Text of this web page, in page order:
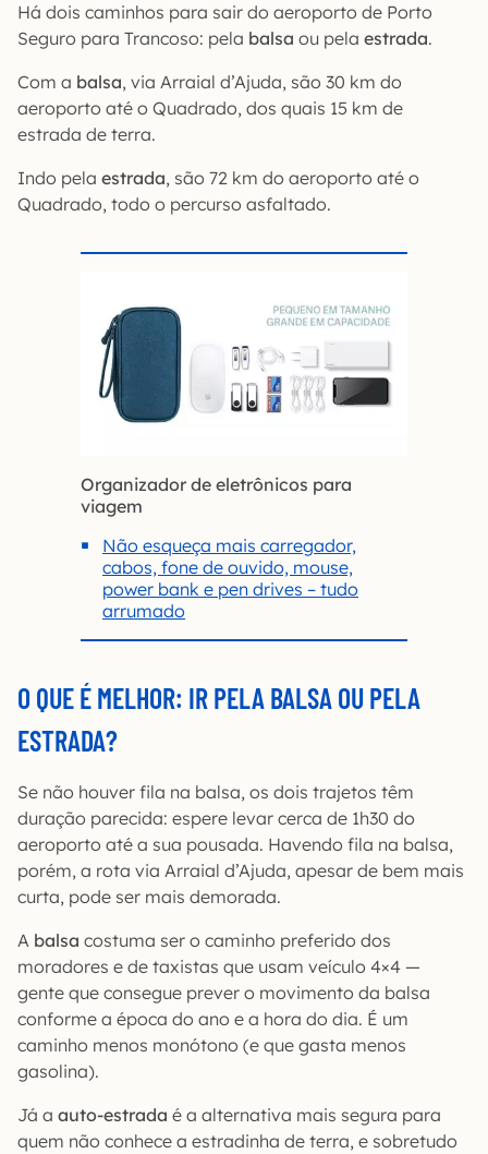
Há dois caminhos para sair do aeroporto de Porto
Seguro para Trancoso: pela balsa ou pela estrada.
Com a balsa, via Arraial d’Ajuda, são 30 km do
aeroporto até o Quadrado, dos quais 15 km de
estrada de terra.
Indo pela estrada, são 72 km do aeroporto até o
Quadrado, todo o percurso asfaltado.
Organizador de eletrônicos para
viagem
Não esqueça mais carregador,
cabos, fone de ouvido, mouse,
power bank e pen drives – tudo
arrumado
O QUE É MELHOR: IR PELA BALSA OU PELA
ESTRADA?
Se não houver fila na balsa, os dois trajetos têm
duração parecida: espere levar cerca de 1h30 do
aeroporto até a sua pousada. Havendo fila na balsa,
porém, a rota via Arraial d’Ajuda, apesar de bem mais
curta, pode ser mais demorada.
A balsa costuma ser o caminho preferido dos
moradores e de taxistas que usam veículo 4×4 —
gente que consegue prever o movimento da balsa
conforme a época do ano e a hora do dia. É um
caminho menos monótono (e que gasta menos
gasolina).
Já a auto-estrada é a alternativa mais segura para
quem não conhece a estradinha de terra, e sobretudo